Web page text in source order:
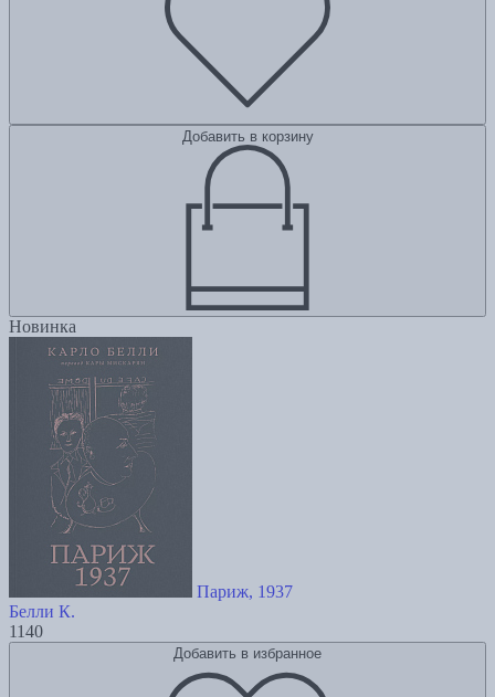
Добавить в корзину
Новинка
Париж, 1937
Белли К.
1140
Добавить в избранное